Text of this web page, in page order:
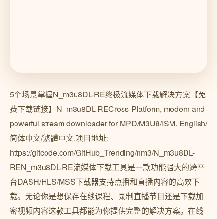
5个场景掌握N_m3u8DL-RE终极流媒体下载解决方案【免
费下载链接】N_m3u8DL-RECross-Platform, modern and
powerful stream downloader for MPD/M3U8/ISM. English/
简体中文/繁體中文.项目地址:
https://gitcode.com/GitHub_Trending/nm3/N_m3u8DL-
REN_m3u8DL-RE流媒体下载工具是一款功能强大的跨平
台DASH/HLS/MSS下载器支持点播和直播内容的高效下
载。无论你是想保存在线课程、录制直播节目还是下载加
密视频内容这款工具都能为你提供完整的解决方案。在线